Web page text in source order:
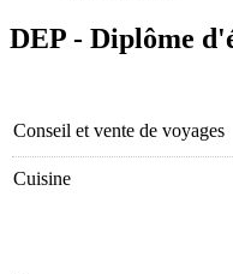
DEP - Diplôme
Conseil et vente de voyages
Cuisine